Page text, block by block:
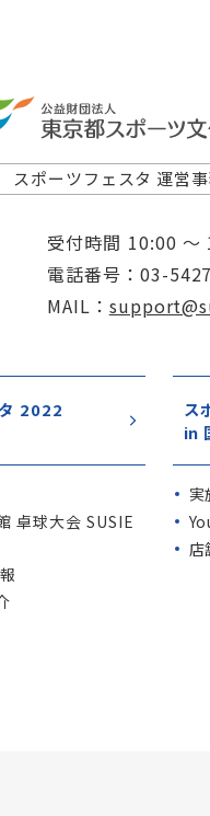
スポーツフェスタ 運営
受付時間 10:00 ～
電話番号
03-
MAIL
2022
卓球大会 SUSIE
ス
in
実
店